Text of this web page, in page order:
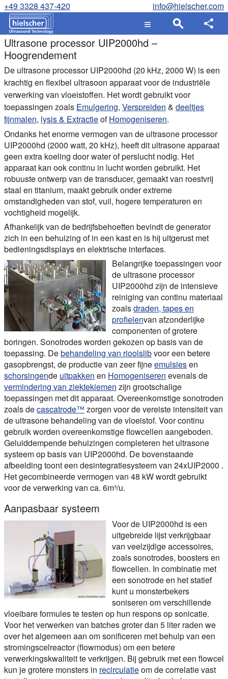
+49 3328 437-420 info@hielscher.com
Ultrasone processor UIP2000hd –
Hoogrendement
De ultrasone processor UIP2000hd (20 kHz, 2000 W) is een
krachtig en flexibel ultrasoon apparaat voor de industriële
verwerking van vloeistoffen. Het wordt gebruikt voor
toepassingen zoals Emulgering, Verspreiden & deeltjes
fijnmalen, lysis & ExtractieofHomogeniseren.
Ondanks het enorme vermogen van de ultrasone processor
UIP2000hd (2000 watt, 20 kHz), heeft dit ultrasone apparaat
geen extra koeling door water of perslucht nodig. Het
apparaat kan ook continu in lucht worden gebruikt. Het
robuuste ontwerp van de transducer, gemaakt van roestvrij
staal en titanium, maakt gebruik onder extreme
omstandigheden van stof, vuil, hogere temperaturen en
vochtigheid mogelijk.
Afhankelijk van de bedrijfsbehoeften bevindt de generator
zich in een behuizing of in een kast en is hij uitgerust met
bedieningsdisplays en elektrische interfaces.
Belangrijke toepassingen voor
de ultrasone processor
UIP2000hd zijn de intensieve
reiniging van continu materiaal
zoalsdraden, tapes en
profielenvan afzonderlijke
componenten of grotere
boringen. Sonotrodes worden gekozen op basis van de
toepassing. Debehandeling van rioolslibvoor een betere
gasopbrengst, de productie van zeer fijneemulsiesen
schorsingende uitpakken en Homogeniseren evenals de
vermindering van ziektekiemen zijn grootschalige
toepassingen met dit apparaat. Overeenkomstige sonotroden
zoals decascatrode™ zorgen voor de vereiste intensiteit van
de ultrasone behandeling van de vloeistof. Voor continu
gebruik worden overeenkomstige flowcellen aangeboden.
Geluiddempende behuizingen completeren het ultrasone
systeem op basis van UIP2000hd. De bovenstaande
afbeelding toont een desintegratiesysteem van 24xUIP2000 .
Het gecombineerde vermogen van 48 kW wordt gebruikt
voor de verwerking van ca. 6m³/u.
Aanpasbaar systeem
Voor de UIP2000hd is een
uitgebreide lijst verkrijgbaar
van veelzijdige accessoires,
zoals sonotrodes, boosters en
flowcellen. In combinatie met
een sonotrode en het statief
kunt u monsterbekers
soniseren om verschillende
vloeibare formules te testen op hun respons op sonicatie.
Voor het verwerken van batches groter dan 5 liter raden we
over het algemeen aan omsonificeren met behulp van een
stromingscelreactor(flowmodus) om een betere
verwerkingskwaliteit te verkrijgen. Bij gebruik met een flowcel
kun je grotere monsters in recirculatieom de correlatie vast